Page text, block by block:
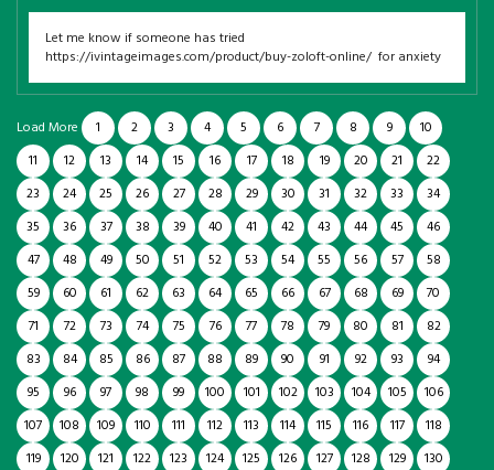
Let me know if someone has tried
https://ivintageimages.com/product/buy-zoloft-online/ for anxiety
Load More 1 2 3 4 5 6 7 8 9
10
11
12 13 14 15 16 17 18 19 20 21
22
23
24 25 26 27 28 29 30 31 32 33
34
35
36 37 38 39 40 41 42 43 44 45
46
47
48 49 50 51 52 53 54 55 56 57
58
59
60 61 62 63 64 65 66 67 68 69
70
71
72 73 74 75 76 77 78 79 80 81
82
83
84 85 86 87 88 89 90 91 92 93
94
95
96 97 98 99 100 101 102 103 104 105
106
107
108 109 110 111 112 113 114 115 116 117
118
119
120 121 122 123 124 125 126 127 128 129
130